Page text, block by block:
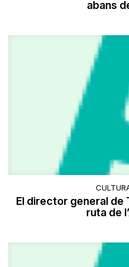
abans
El director general de
ruta de